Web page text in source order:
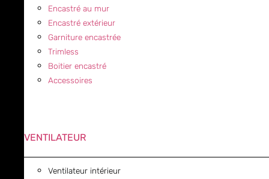
Encastré au mur
Encastré extérieur
Garniture encastrée
Trimless
Boitier encastré
Accessoires
VENTILATEUR
Ventilateur intérieur